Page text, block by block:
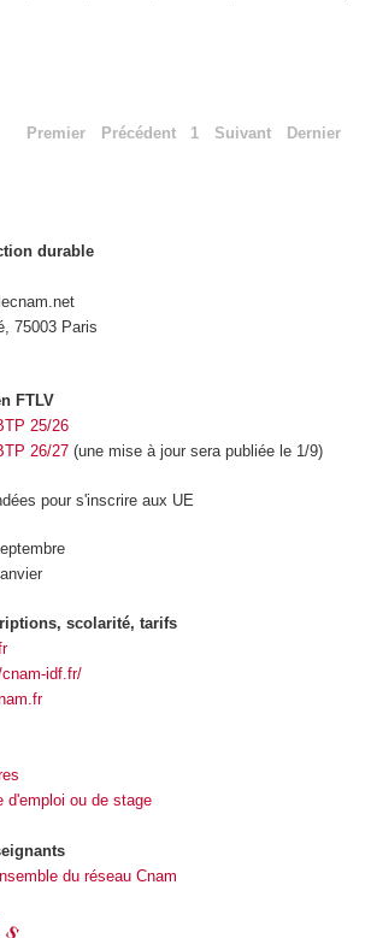
Premier Précédent 1 Suivant Dernier
durable
75003 Paris
FTLV
25/26
26/27(une mise à jour sera publiée le 1/9)
pour s'inscrire aux UE
scolarité, tarifs
idf.fr/
d'emploi ou de stage
du réseau Cnam